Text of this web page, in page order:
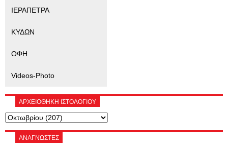
ΙΕΡΑΠΕΤΡΑ
ΚΥΔΩΝ
ΟΦΗ
Videos-Photo
ΑΡΧΕΙΟΘΗΚΗ ΙΣΤΟΛΟΓΙΟΥ
ΑΝΑΓΝΏΣΤΕΣ